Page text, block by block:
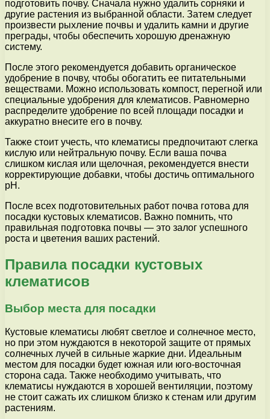
подготовить почву. Сначала нужно удалить сорняки и
другие растения из выбранной области. Затем следует
произвести рыхление почвы и удалить камни и другие
преграды, чтобы обеспечить хорошую дренажную
систему.
После этого рекомендуется добавить органическое
удобрение в почву, чтобы обогатить ее питательными
веществами. Можно использовать компост, перегной или
специальные удобрения для клематисов. Равномерно
распределите удобрение по всей площади посадки и
аккуратно внесите его в почву.
Также стоит учесть, что клематисы предпочитают слегка
кислую или нейтральную почву. Если ваша почва
слишком кислая или щелочная, рекомендуется внести
корректирующие добавки, чтобы достичь оптимального
pH.
После всех подготовительных работ почва готова для
посадки кустовых клематисов. Важно помнить, что
правильная подготовка почвы — это залог успешного
роста и цветения ваших растений.
Правила посадки кустовых
клематисов
Выбор места для посадки
Кустовые клематисы любят светлое и солнечное место,
но при этом нуждаются в некоторой защите от прямых
солнечных лучей в сильные жаркие дни. Идеальным
местом для посадки будет южная или юго-восточная
сторона сада. Также необходимо учитывать, что
клематисы нуждаются в хорошей вентиляции, поэтому
не стоит сажать их слишком близко к стенам или другим
растениям.